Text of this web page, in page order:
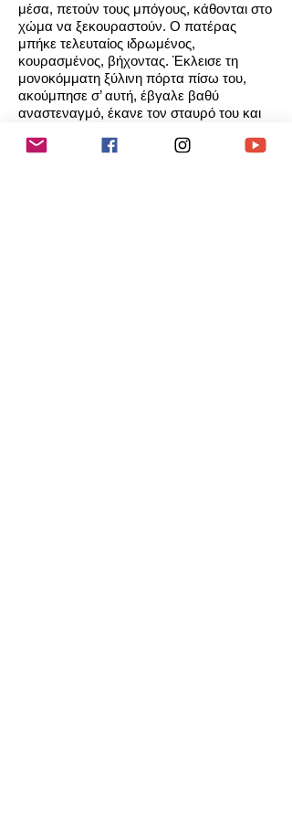
μέσα, πετούν τους μπόγους, κάθονται στο
χώμα να ξεκουραστούν. Ο πατέρας
μπήκε τελευταίος ιδρωμένος,
κουρασμένος, βήχοντας. Έκλεισε τη
μονοκόμματη ξύλινη πόρτα πίσω του,
ακούμπησε σ’ αυτή, έβγαλε βαθύ
αναστεναγμό, έκανε τον σταυρό του και
Δόξα τω Θεώ! Είμαι ελεύθερος,